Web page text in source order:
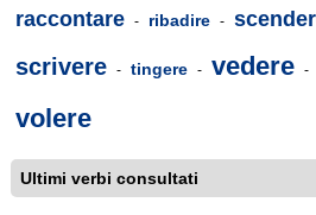
raccontare - ribadire -
scrivere - tingere - vedere -
volere
Ultimi verbi consultati